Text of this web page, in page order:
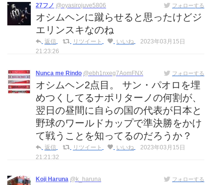
27フノ @oyasirojuve5806 フォローする
オシムヘンに蹴らせると思ったけどジ
エリンスキなのね
返信 リツイート いいね
2023年03月15日
21:23:26
Nunca me Rindo @ebh1nxeg7AomFNX フォローする
オシムヘン2点目。 サン・パオロを埋
めつくしてるナポリターノの何割が、
翌日の昼間に自らの国の代表が日本と
野球のワールドカップで準決勝をかけ
て戦うことを知ってるのだろうか？
返信 リツイート いいね
2023年03月15日
21:21:32
Koji Haruna @k_haruna フォローする